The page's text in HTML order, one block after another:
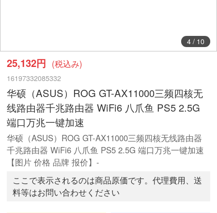
4/ 10
25,132円 (税込み)
16197332085332
华硕（ASUS）ROG GT-AX11000三频四核无
线路由器千兆路由器 WiFi6 八爪鱼 PS5 2.5G
端口万兆一键加速
华硕（ASUS）ROG GT-AX11000三频四核无线路由器
千兆路由器 WiFi6 八爪鱼 PS5 2.5G 端口万兆一键加速
【图片 价格 品牌 报价】-
ここで表示されるのは商品原価です。代理費用、送
料等はお問い合わせください